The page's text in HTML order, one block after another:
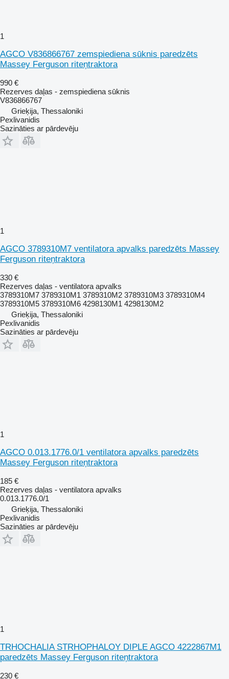
1
AGCO V836866767 zemspiediena sūknis paredzēts
Massey Ferguson riteņtraktora
990 €
Rezerves daļas - zemspiediena sūknis
V836866767
Grieķija, Thessaloniki
Pexlivanidis
Sazināties ar pārdevēju
1
AGCO 3789310M7 ventilatora apvalks paredzēts Massey
Ferguson riteņtraktora
330 €
Rezerves daļas - ventilatora apvalks
3789310M7 3789310M1 3789310M2 3789310M3 3789310M4
3789310M5 3789310M6 4298130M1 4298130M2
Grieķija, Thessaloniki
Pexlivanidis
Sazināties ar pārdevēju
1
AGCO 0.013.1776.0/1 ventilatora apvalks paredzēts
Massey Ferguson riteņtraktora
185 €
Rezerves daļas - ventilatora apvalks
0.013.1776.0/1
Grieķija, Thessaloniki
Pexlivanidis
Sazināties ar pārdevēju
1
TRHOCHALIA STRHOPHALOY DIPLE AGCO 4222867M1
paredzēts Massey Ferguson riteņtraktora
230 €